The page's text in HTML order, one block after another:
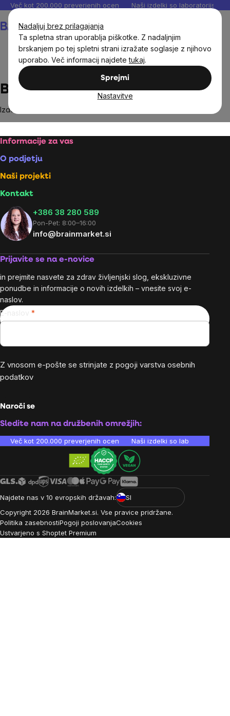
Nadaljuj brez prilagajanja
Ta spletna stran uporablja piškotke. Z nadaljnjim
brskanjem po tej spletni strani izražate soglasje z njihovo
uporabo. Več informacij najdetetukaj.
Sprejmi
Nastavitve
Preskoči
vsebino
Več kot 200.000 preverjenih ocen Naši izdelki so laboratorijsko
Bermuda
Izdelki blagovne znamke
Footer
Informacije za vas
O podjetju
Naši projekti
Kontakt
+386 38 280 589
Pon-Pet: 8:00–16:00
info@brainmarket.si
Prijavite se na e-novice
in prejmite nasvete za zdrav življenjski slog, ekskluzivne
ponudbe in informacije o novih izdelkih – vnesite svoj e-
naslov.
E-naslov
Z vnosom e-pošte se strinjate z pogoji varstva osebnih
podatkov
Naroči se
Sledite nam na družbenih omrežjih:
Več kot 200.000 preverjenih ocen Naši izdelki so laboratorijsko
Najdete nas v 10 evropskih državah:
SI
Copyright 2026 BrainMarket.si. Vse pravice pridržane.
Politika zasebnostiPogoji poslovanjaCookies
Ustvarjeno s Shoptet Premium